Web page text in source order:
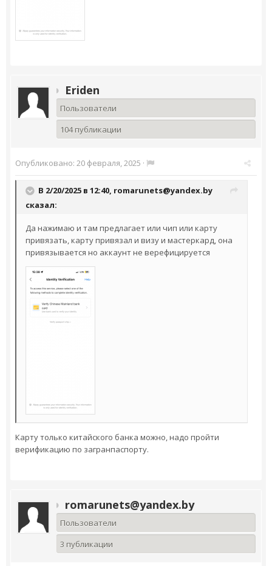
Eriden
Пользователи
104 публикации
Опубликовано: 20 февраля, 2025 ·
В 2/20/2025 в 12:40, romarunets@yandex.by
сказал:
Да нажимаю и там предлагает или чип или карту
привязать, карту привязал и визу и мастеркард, она
привязывается но аккаунт не верефицируется
Карту только китайского банка можно, надо пройти
верификацию по загранпаспорту.
romarunets@yandex.by
Пользователи
3 публикации